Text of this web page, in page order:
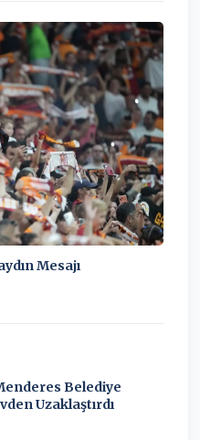
Mesajı
Belediye
Uzaklaştırdı